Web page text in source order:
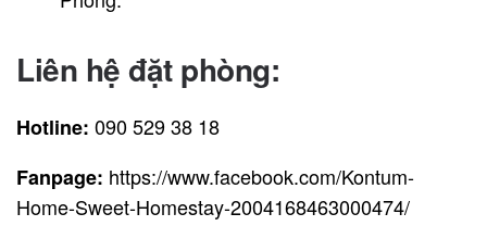
Liên hệ đặt phòng:
Hotline: 090 529 38 18
Fanpage: https://www.facebook.com/Kontum-
Home-Sweet-Homestay-2004168463000474/